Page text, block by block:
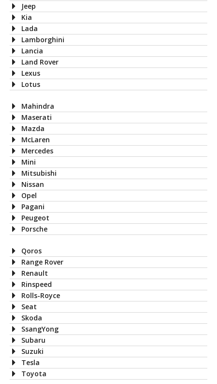
Jeep
Kia
Lada
Lamborghini
Lancia
Land Rover
Lexus
Lotus
Mahindra
Maserati
Mazda
McLaren
Mercedes
Mini
Mitsubishi
Nissan
Opel
Pagani
Peugeot
Porsche
Qoros
Range Rover
Renault
Rinspeed
Rolls-Royce
Seat
Skoda
SsangYong
Subaru
Suzuki
Tesla
Toyota